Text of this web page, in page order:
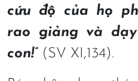
cứu độ của họ
rao giảng và
con!” (SV XI,134).